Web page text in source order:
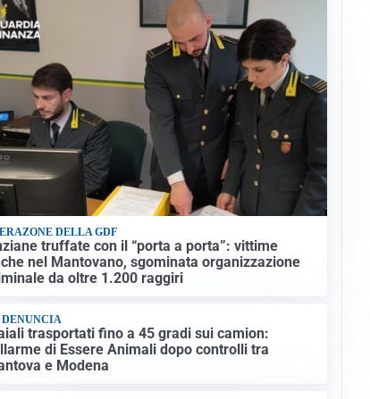
DELLA GDF
truffate con il “porta a porta”: vittime
nel Mantovano, sgominata organizzazione
da oltre 1.200 raggiri
trasportati fino a 45 gradi sui camion:
di Essere Animali dopo controlli tra
e Modena